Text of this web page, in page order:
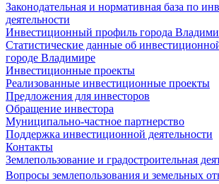
Законодательная и нормативная база по
деятельности
Инвестиционный профиль города
Статистические данные об
городе Владимире
Инвестиционные проекты
Реализованные инвестиционные проекты
Предложения для инвесторов
Обращение инвестора
Муниципально-частное партнерство
Поддержка инвестиционной деятельности
Контакты
Землепользование и градостроительная
Вопросы землепользования и земельных